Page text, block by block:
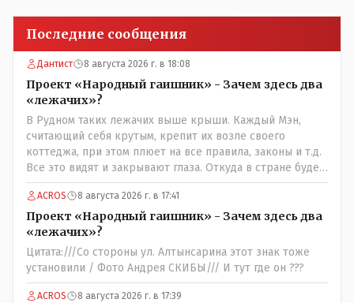
Последние сообщения
Дантист 8 августа 2026 г. в 18:08
Проект «Народный гаишник» - Зачем здесь два
«лежачих»?
В Рудном таких лежачих выше крыши. Каждый Мэн,
считающий себя крутым, крепит их возле своего
коттеджа, при этом плюет на все правила, законы и т.д.
Все это видят и закрывают глаза. Откуда в стране будет
порядок?
ACROS 8 августа 2026 г. в 17:41
Проект «Народный гаишник» - Зачем здесь два
«лежачих»?
Цитата:///Со стороны ул. Алтынсарина этот знак тоже
установили / Фото Андрея СКИБЫ/// И тут где он ???
ACROS 8 августа 2026 г. в 17:39